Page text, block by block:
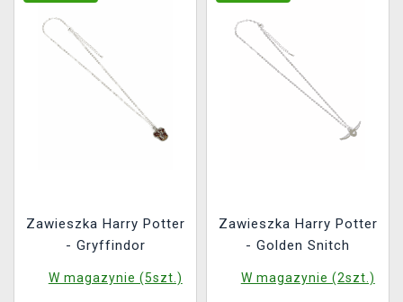
Zawieszka Harry Potter
- Gryffindor
W magazynie (5szt.)
Zawieszka Harry Potter
- Golden Snitch
W magazynie (2szt.)